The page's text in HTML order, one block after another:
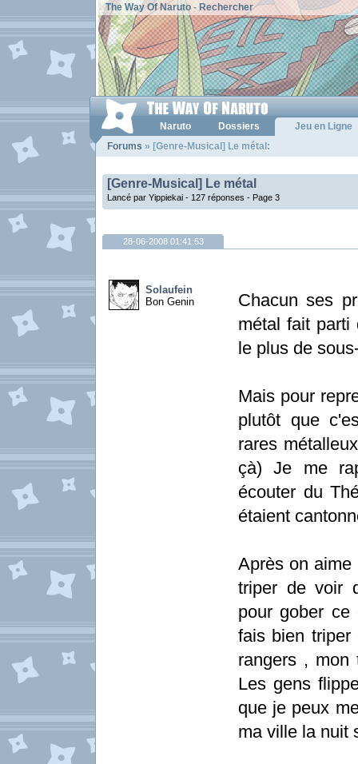
The Way Of Naruto- Rechercher
Naruto Dossiers
Jeu en Ligne
Forums » [Genre-Musical] Le métal:
[Genre-Musical] Le métal
Lancé par Yippiekai - 127 réponses - Page 3
28-06-2008 01:41:53
Solaufein
Bon Genin
Chacun ses
métal fait parti
le plus de
Mais pour
plutôt que
rares
çà) Je me
écouter du
étaient
Après on
triper de voir
pour gober
fais bien triper
rangers , mon
Les gens
que je peux
ma ville la nuit